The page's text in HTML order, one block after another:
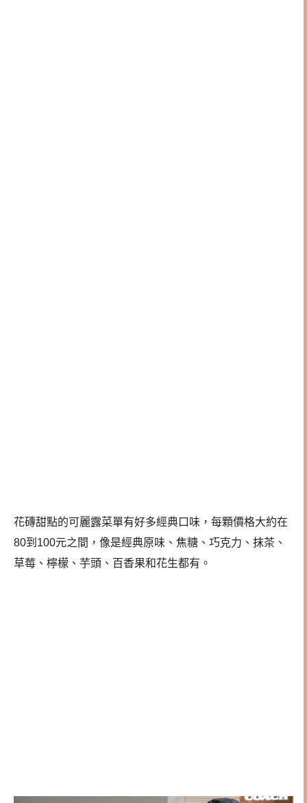
花磚甜點的可麗露菜單有好多經典口味，每顆價格大約在
80到100元之間，像是經典原味、焦糖、巧克力、抹茶、
草莓、檸檬、芋頭、百香果和花生都有。